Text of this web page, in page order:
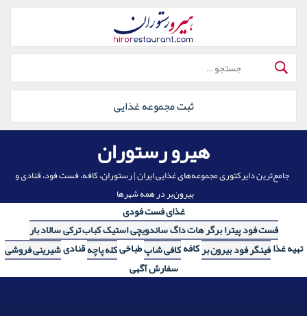
پرش
محتوا
جستجو
برای:
ثبت مجموعه غذایی
هیرو رستوران
جامع‌ترین دایرکتوری مجموعه‌های غذایی ایران | رستوران، کافه، فست فود، قنادی و
بیرون‌بر در همه شهرها
غذای فست فودی
فست فودپیترابرگرهات داگساندویچیاستیککباب ترکیسالاد بار
تهیه غذافینگر فودبیرون برکافهکافی شاپطباخیکله پاچهقنادیشیرینی فروشی
سفارش آگهی